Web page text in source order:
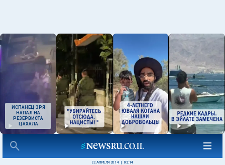
ИСПАНЕЦ ЗРЯ
НАПАЛ НА
РЕЗЕРВИСТА
ЦАХАЛА
22 АПРЕЛЯ 2014 02:14